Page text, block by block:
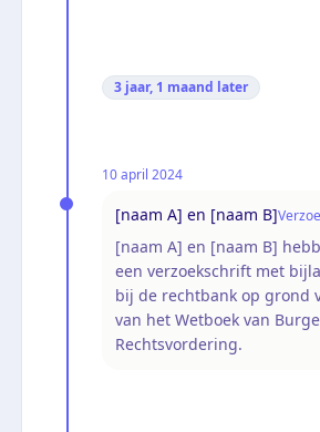
3 jaar, 1 maand later
10 april 2024
[naam A] en [naam B]
[naam A] en [naam B]
een verzoekschrift met
bij de rechtbank op grond
van het Wetboek van
Rechtsvordering.